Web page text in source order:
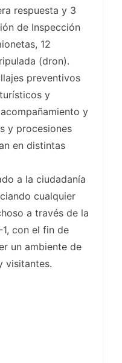
respuesta y 3
de Inspección
12
(dron).
preventivos
y
y
y procesiones
en distintas
a la ciudadanía
cualquier
a través de la
con el fin de
un ambiente de
visitantes.